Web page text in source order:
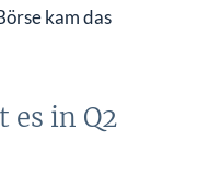
kam das
es in Q2